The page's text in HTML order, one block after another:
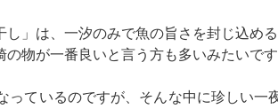
」は、一汐のみで魚の旨さを封じ込める
物が一番良いと言う方も多いみたいです
ているのですが、そんな中に珍しい一